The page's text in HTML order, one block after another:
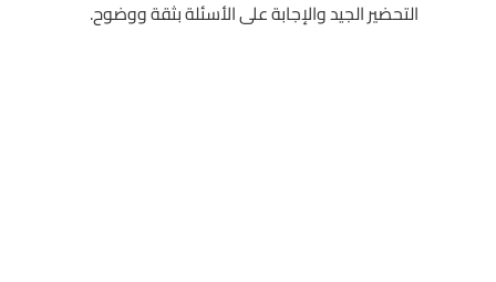
التحضير الجيد والإجابة على الأسئلة بثقة ووضوح.